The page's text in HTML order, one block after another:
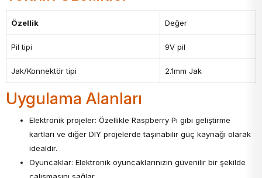
Özellik Değer
Pil tipi 9V pil
Jak/Konnektör tipi 2.1mm Jak
Uygulama Alanları
Elektronik projeler: Özellikle Raspberry Pi gibi geliştirme
kartları ve diğer DIY projelerde taşınabilir güç kaynağı olarak
idealdir.
Oyuncaklar: Elektronik oyuncaklarınızın güvenilir bir şekilde